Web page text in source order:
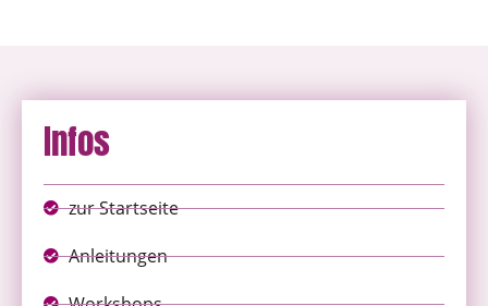
Infos
zur Startseite
Anleitungen